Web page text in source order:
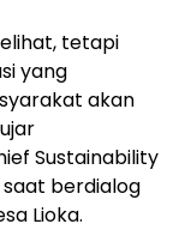
tetapi
yang
akan
Sustainability
berdialog
Lioka.